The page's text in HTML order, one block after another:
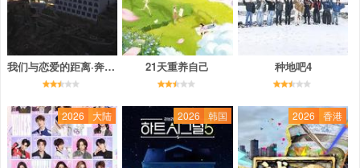
我们与恋爱的距离·奔赴季 21天重养自己 种地吧4
2026 大陆 2026 韩国 2026 香港